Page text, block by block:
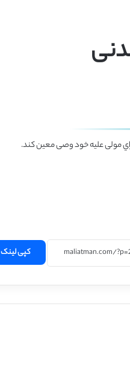
مولی علیه خود وصی معینکند.
کپی لینک